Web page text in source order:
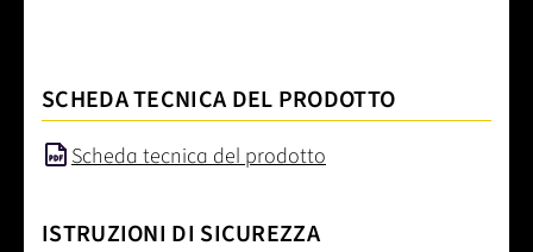
SCHEDA TECNICA DEL PRODOTTO
Scheda tecnica del prodotto
ISTRUZIONI DI SICUREZZA